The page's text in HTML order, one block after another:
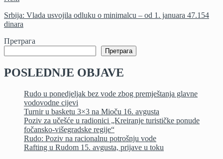
Srbija: Vlada usvojila odluku o minimalcu – od 1. januara 47.154
dinara
Претрага
Претрага
POSLEDNJE OBJAVE
Rudo u ponedjeljak bez vode zbog premještanja glavne
vodovodne cijevi
Turnir u basketu 3×3 na Mioču 16. avgusta
Poziv za učešće u radionici „Kreiranje turističke ponude
fočansko-višegradske regije“
Rudo: Poziv na racionalnu potrošnju vode
Rafting u Rudom 15. avgusta, prijave u toku